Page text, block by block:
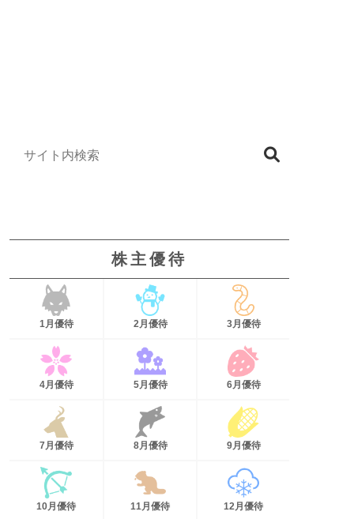
株主優待
1月優待 2月優待 3月優待
4月優待 5月優待 6月優待
7月優待 8月優待 9月優待
10月優待 11月優待 12月優待